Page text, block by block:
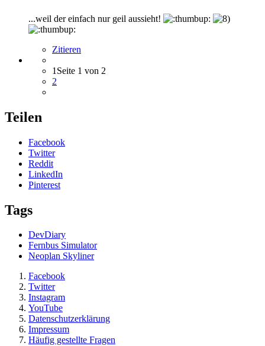
...weil der einfach nur geil aussieht!
Zitieren
1 Seite 1 von 2
2
Teilen
Facebook
Twitter
Reddit
LinkedIn
Pinterest
Tags
DevDiary
Fernbus Simulator
Neoplan Skyliner
Facebook
Twitter
Instagram
YouTube
Datenschutzerklärung
Impressum
Häufig gestellte Fragen